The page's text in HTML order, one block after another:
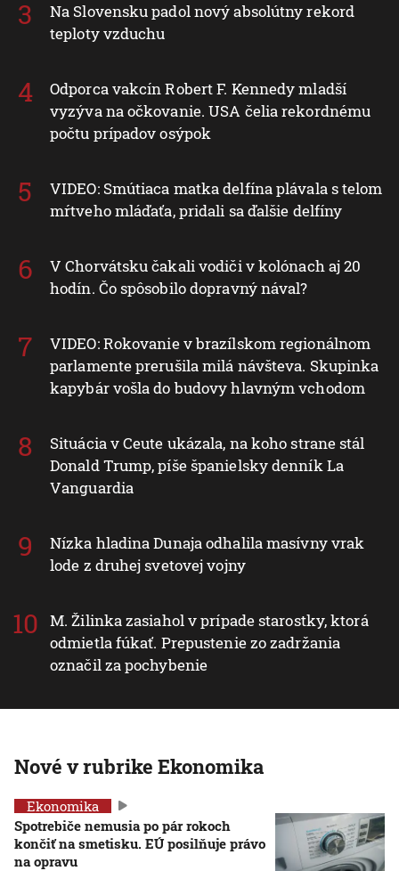
Na Slovensku padol nový absolútny rekord
teploty vzduchu
Odporca vakcín Robert F. Kennedy mladší
vyzýva na očkovanie. USA čelia rekordnému
počtu prípadov osýpok
VIDEO: Smútiaca matka delfína plávala s telom
mŕtveho mláďaťa, pridali sa ďalšie delfíny
V Chorvátsku čakali vodiči v kolónach aj 20
hodín. Čo spôsobilo dopravný nával?
VIDEO: Rokovanie v brazílskom regionálnom
parlamente prerušila milá návšteva. Skupinka
kapybár vošla do budovy hlavným vchodom
Situácia v Ceute ukázala, na koho strane stál
Donald Trump, píše španielsky denník La
Vanguardia
Nízka hladina Dunaja odhalila masívny vrak
lode z druhej svetovej vojny
M. Žilinka zasiahol v prípade starostky, ktorá
odmietla fúkať. Prepustenie zo zadržania
označil za pochybenie
Nové v rubrike Ekonomika
Ekonomika
Spotrebiče nemusia po pár rokoch
končiť na smetisku. EÚ posilňuje právo
na opravu